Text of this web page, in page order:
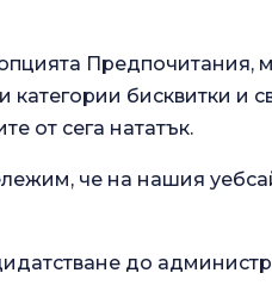
Предпочитания,
категории бисквитки и
от сега нататък.
че на нашия
до